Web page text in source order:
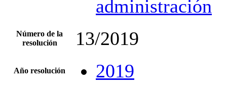
administración
Número de la
resolución
13/2019
Año resolución 2019